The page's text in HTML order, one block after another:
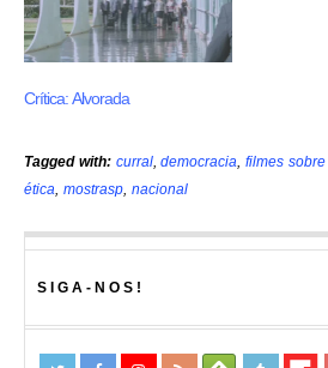
Crítica: Alvorada
Tagged with: curral,democracia,filmes
ética, mostrasp, nacional
SIGA-NOS!